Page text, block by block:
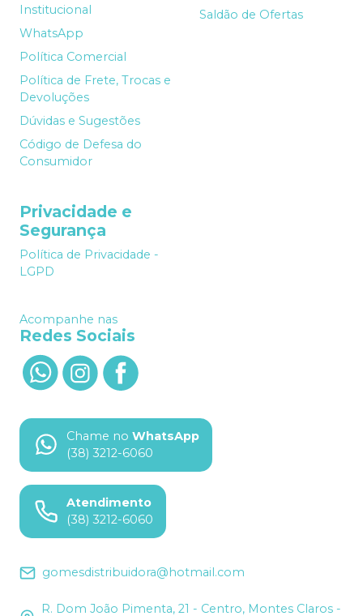
Institucional
WhatsApp
Política Comercial
Política de Frete, Trocas e
Devoluções
Dúvidas e Sugestões
Código de Defesa do
Consumidor
Saldão de Ofertas
Privacidade e
Segurança
Política de Privacidade -
LGPD
Acompanhe nas
Redes Sociais
Chame no WhatsApp
(38) 3212-6060
Atendimento
(38) 3212-6060
gomesdistribuidora@hotmail.com
R. Dom João Pimenta, 21 - Centro, Montes Claros -